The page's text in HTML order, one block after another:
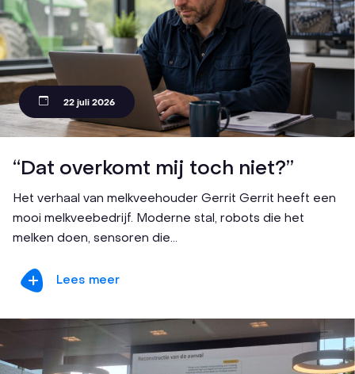
22 juli 2026
“Dat overkomt mij toch niet?”
Het verhaal van melkveehouder Gerrit Gerrit heeft een
mooi melkveebedrijf. Moderne stal, robots die het
melken doen, sensoren die...
Lees meer